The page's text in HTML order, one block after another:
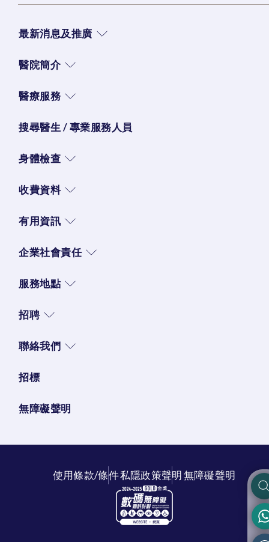
最新消息及推廣
醫院簡介
醫療服務
搜尋醫生 / 專業服務人員
身體檢查
收費資料
有用資訊
企業社會責任
服務地點
招聘
聯絡我們
招標
無障礙聲明
使用條款/條件私隱政策聲明無障礙聲明